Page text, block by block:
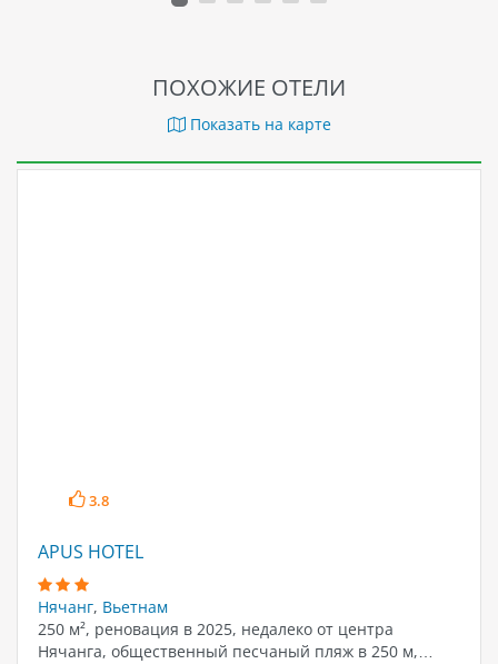
ПОХОЖИЕ ОТЕЛИ
Показать на карте
3.8
APUS HOTEL
Нячанг, Вьетнам
250 м², реновация в 2025, недалеко от центра
Нячанга, общественный песчаный пляж в 250 м,…